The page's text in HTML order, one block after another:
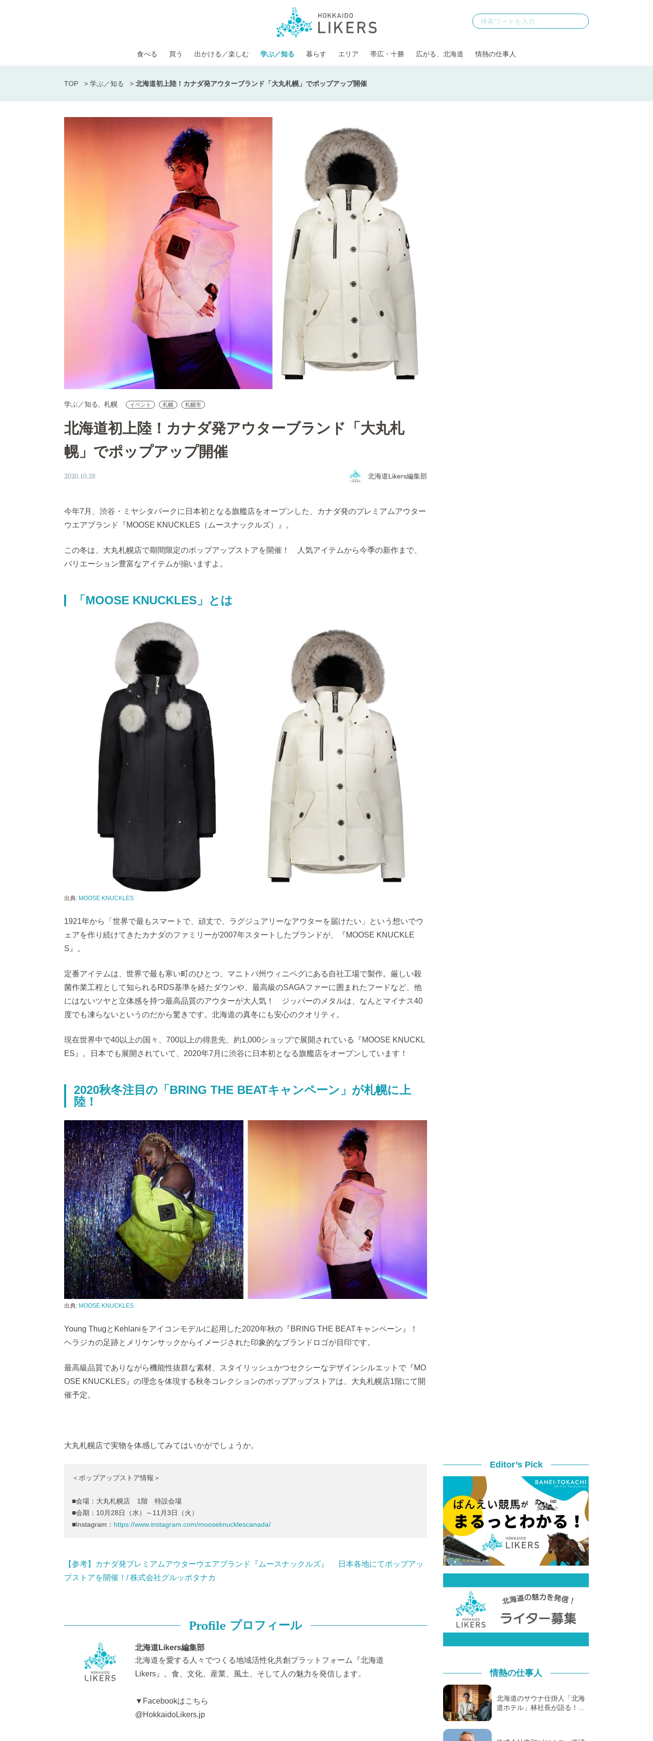
食べる 買う 出かける／楽しむ 学ぶ／知る 暮らす エリア 帯広・十勝 広がる、北海道 情熱の仕事人
TOP > 学ぶ／知る > 北海道初上陸！カナダ発アウターブランド「大丸札幌」でポップアップ開催
学ぶ／知る 札幌 イベント 札幌 札幌市
北海道初上陸！カナダ発アウターブランド「大丸札
幌」でポップアップ開催
2020.10.28 北海道Likers編集部
今年7月、渋谷・ミヤシタパークに日本初となる旗艦店をオープンした、カナダ発のプレミアムアウター
ウエアブランド『MOOSE KNUCKLES（ムースナックルズ）』。
この冬は、大丸札幌店で期間限定のポップアップストアを開催！ 人気アイテムから今季の新作まで、
バリエーション豊富なアイテムが揃いますよ。
「MOOSE KNUCKLES」とは
出典: MOOSE KNUCKLES
1921年から「世界で最もスマートで、頑丈で、ラグジュアリーなアウターを届けたい」という想いでウ
ェアを作り続けてきたカナダのファミリーが2007年スタートしたブランドが、『MOOSE KNUCKLE
S』。
定番アイテムは、世界で最も寒い町のひとつ、マニトバ州ウィニペグにある自社工場で製作。厳しい殺
菌作業工程として知られるRDS基準を経たダウンや、最高級のSAGAファーに囲まれたフードなど、他
にはないツヤと立体感を持つ最高品質のアウターが大人気！ ジッパーのメタルは、なんとマイナス40
度でも凍らないというのだから驚きです。北海道の真冬にも安心のクオリティ。
現在世界中で40以上の国々、700以上の得意先、約1,000ショップで展開されている『MOOSE KNUCKL
ES』。日本でも展開されていて、2020年7月に渋谷に日本初となる旗艦店をオープンしています！
2020秋冬注目の「BRING THE BEATキャンペーン」が札幌に上
陸！
出典: MOOSE KNUCKLES
Young ThugとKehlaniをアイコンモデルに起用した2020年秋の『BRING THE BEATキャンペーン』！
ヘラジカの足跡とメリケンサックからイメージされた印象的なブランドロゴが目印です。
最高級品質でありながら機能性抜群な素材、スタイリッシュかつセクシーなデザインシルエットで『MO
OSE KNUCKLES』の理念を体現する秋冬コレクションのポップアップストアは、大丸札幌店1階にて開
催予定。
大丸札幌店で実物を体感してみてはいかがでしょうか。
＜ポップアップストア情報＞
■会場：大丸札幌店 1階 特設会場
■会期：10月28日（水）～11月3日（火）
■Instagram： https://www.instagram.com/mooseknucklescanada/
【参考】カナダ発プレミアムアウターウエアブランド『ムースナックルズ』 日本各地にてポップアッ
プストアを開催！/ 株式会社グルッポタナカ
Profile プロフィール
北海道Likers編集部
北海道を愛する人々でつくる地域活性化共創プラットフォーム『北海道
Likers』。食、文化、産業、風土、そして人の魅力を発信します。
▼Facebookはこちら
@HokkaidoLikers.jp
Editor’s Pick
情熱の仕事人
北海道のサウナ仕掛人「北海
道ホテル」林社長が語る！…